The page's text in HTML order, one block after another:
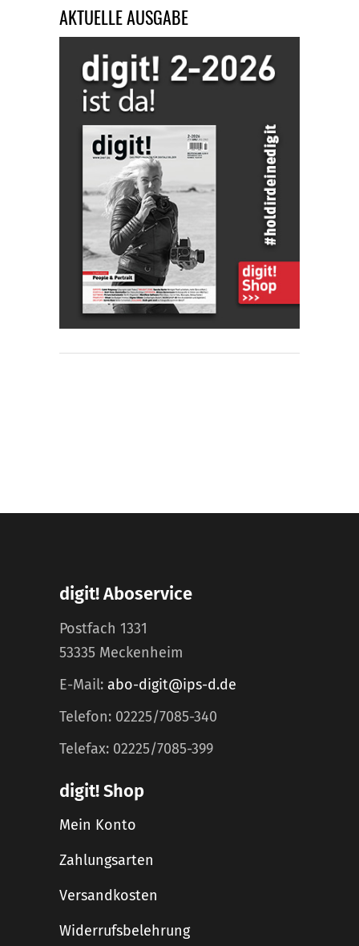
AKTUELLE AUSGABE
digit! Aboservice
Postfach 1331
53335 Meckenheim
E-Mail: abo-digit@ips-d.de
Telefon: 02225/7085-340
Telefax: 02225/7085-399
digit! Shop
Mein Konto
Zahlungsarten
Versandkosten
Widerrufsbelehrung